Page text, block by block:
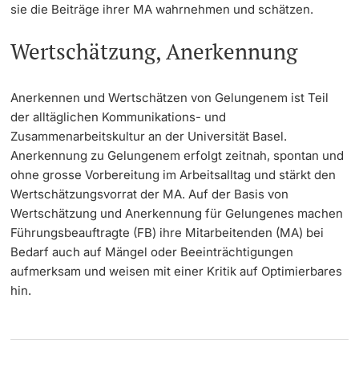
Dozierende
weitere Informationen
Fundraising
Merchandise
KI-Initiative
Notfall & Beratung
Kontakt & Anfahrt
sie die Beiträge ihrer MA wahrnehmen und schätzen.
Wertschätzung, Anerkennung
Anerkennen und Wertschätzen von Gelungenem ist Teil
der alltäglichen Kommunikations- und
Zusammenarbeitskultur an der Universität Basel.
Anerkennung zu Gelungenem erfolgt zeitnah, spontan und
ohne grosse Vorbereitung im Arbeitsalltag und stärkt den
Wertschätzungsvorrat der MA. Auf der Basis von
Wertschätzung und Anerkennung für Gelungenes machen
Führungsbeauftragte (FB) ihre Mitarbeitenden (MA) bei
Bedarf auch auf Mängel oder Beeinträchtigungen
aufmerksam und weisen mit einer Kritik auf Optimierbares
hin.